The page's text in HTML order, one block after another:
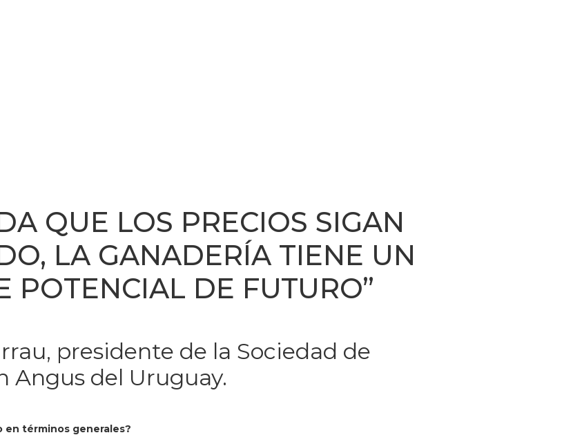
QUE LOS PRECIOS SIGAN
LA GANADERÍA TIENE UN
POTENCIAL DE FUTURO”
presidente de la Sociedad de
Angus del Uruguay.
en términos generales?